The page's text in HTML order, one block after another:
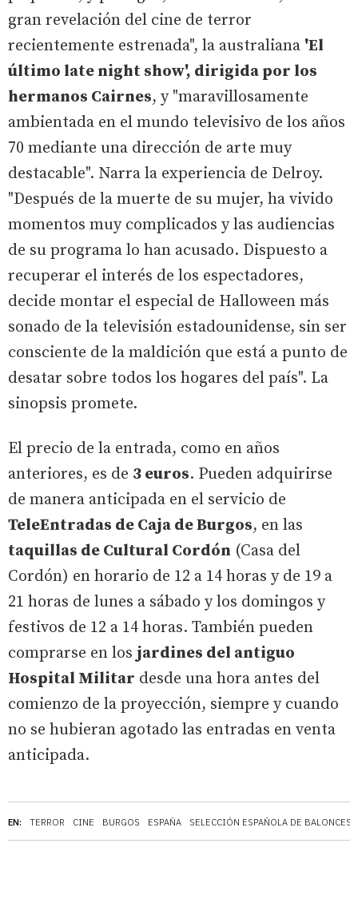
EN: TERROR CINE BURGOS ESPAÑA SELECCIÓN ESPAÑOLA DE
gran revelación del cine de terror
recientemente estrenada", la australiana 'El
último late night show', dirigida por los
hermanos Cairnes, y "maravillosamente
ambientada en el mundo televisivo de los años
70 mediante una dirección de arte muy
destacable". Narra la experiencia de Delroy.
"Después de la muerte de su mujer, ha vivido
momentos muy complicados y las audiencias
de su programa lo han acusado. Dispuesto a
recuperar el interés de los espectadores,
decide montar el especial de Halloween más
sonado de la televisión estadounidense, sin ser
consciente de la maldición que está a punto de
desatar sobre todos los hogares del país". La
sinopsis promete.
El precio de la entrada, como en años
anteriores, es de 3 euros. Pueden adquirirse
de manera anticipada en el servicio de
TeleEntradas de Caja de Burgos, en las
taquillas de Cultural Cordón (Casa del
Cordón) en horario de 12 a 14 horas y de 19 a
21 horas de lunes a sábado y los domingos y
festivos de 12 a 14 horas. También pueden
comprarse en los jardines del antiguo
Hospital Militar desde una hora antes del
comienzo de la proyección, siempre y cuando
no se hubieran agotado las entradas en venta
anticipada.